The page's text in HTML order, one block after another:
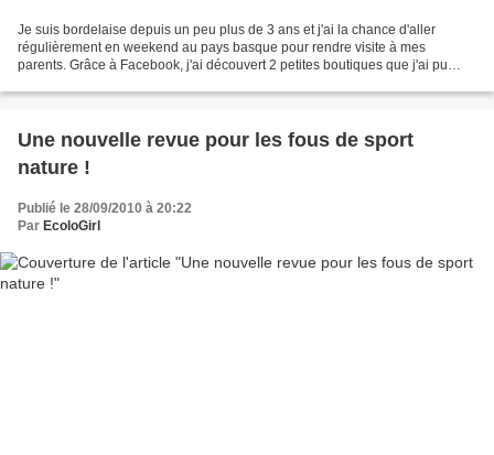
Je suis bordelaise depuis un peu plus de 3 ans et j'ai la chance d'aller
régulièrement en weekend au pays basque pour rendre visite à mes
parents. Grâce à Facebook, j'ai découvert 2 petites boutiques que j'ai pu
Une nouvelle revue pour les fous de sport
nature !
Publié le 28/09/2010 à 20:22
Par EcoloGirl